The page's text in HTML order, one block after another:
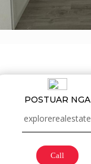
POSTUAR NGA
explorerealestate
Call